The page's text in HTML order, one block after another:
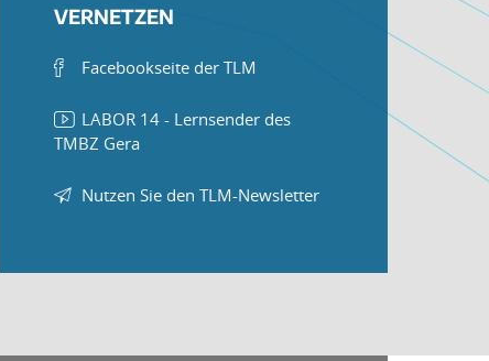
VERNETZEN
Facebookseite der TLM
LABOR 14 - Lernsender des
TMBZ Gera
Nutzen Sie den TLM-Newsletter